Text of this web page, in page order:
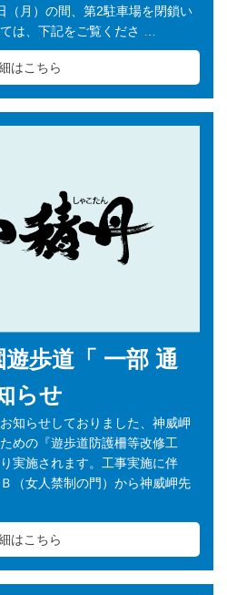
（月）の間、第2駐車場を閉鎖い
は、下記をご覧くださ …
はこちら
歩道「 一部 通
らせ
知らせしておりました、神威岬
めの『遊歩道防護柵等改修工
実施されます。工事実施に伴
（女人禁制の門）から神威岬先
はこちら